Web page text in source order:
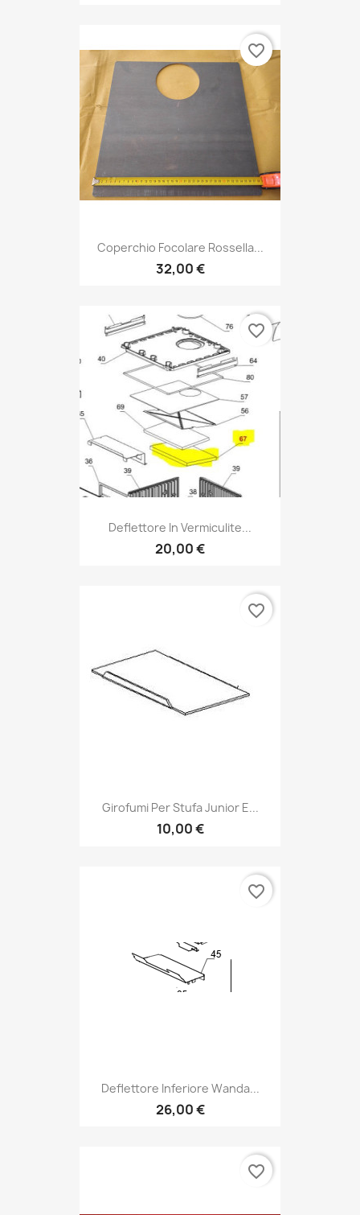
Coperchio Focolare Rossella...
32,00 €
favorite_border
Deflettore In Vermiculite...
20,00 €
favorite_border
Girofumi Per Stufa Junior E...
10,00 €
favorite_border
Deflettore Inferiore Wanda...
26,00 €
favorite_border
favorite_border